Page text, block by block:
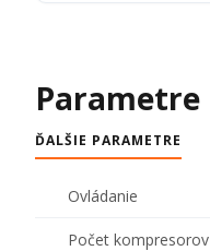
Parametre
ĎALŠIE PARAMETRE
Ovládanie
Počet kompresorov